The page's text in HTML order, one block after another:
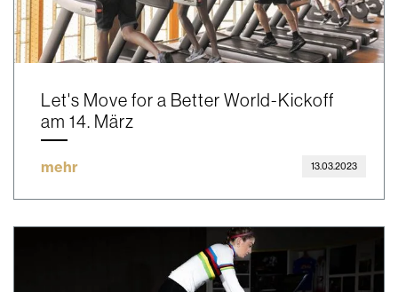
Let's Move for a Better World-Kickoff
am 14. März
mehr 13.03.2023